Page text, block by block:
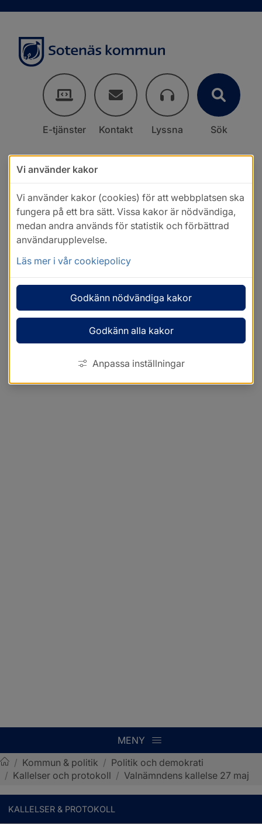
E-tjänster Kontakt Lyssna Sök
MENY
Sotenäs kommun
/ Kommun & politik / Politik och demokrati
/ Kallelser och protokoll / Valnämndens kallelse 27 maj
KALLELSER & PROTOKOLL
Vi använder kakor
Vi använder kakor (cookies) för att webbplatsen ska
fungera på ett bra sätt. Vissa kakor är nödvändiga,
medan andra används för statistik och förbättrad
användarupplevelse.
Läs mer i vår cookiepolicy
Godkänn nödvändiga kakor
Godkänn alla kakor
Anpassa inställningar